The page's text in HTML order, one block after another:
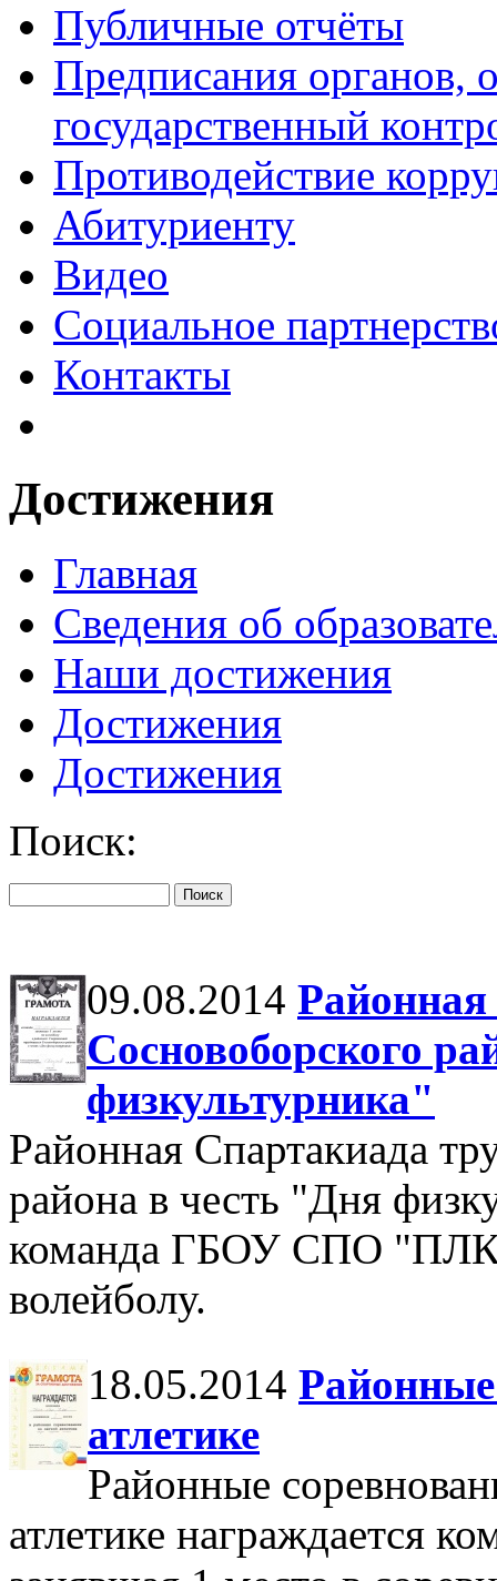
Публичные отчёты
Предписания органов,
государственный
Противодействие
Абитуриенту
Видео
Социальное
Контакты
Достижения
Главная
Сведения об
Наши достижения
Достижения
Достижения
Поиск:
09.08.2014
Сосновоборского
физкультурника"
Районная Спартакиада
района в честь "Дня
команда ГБОУ СПО
волейболу.
18.05.2014 Районные
атлетике
Районные
атлетике